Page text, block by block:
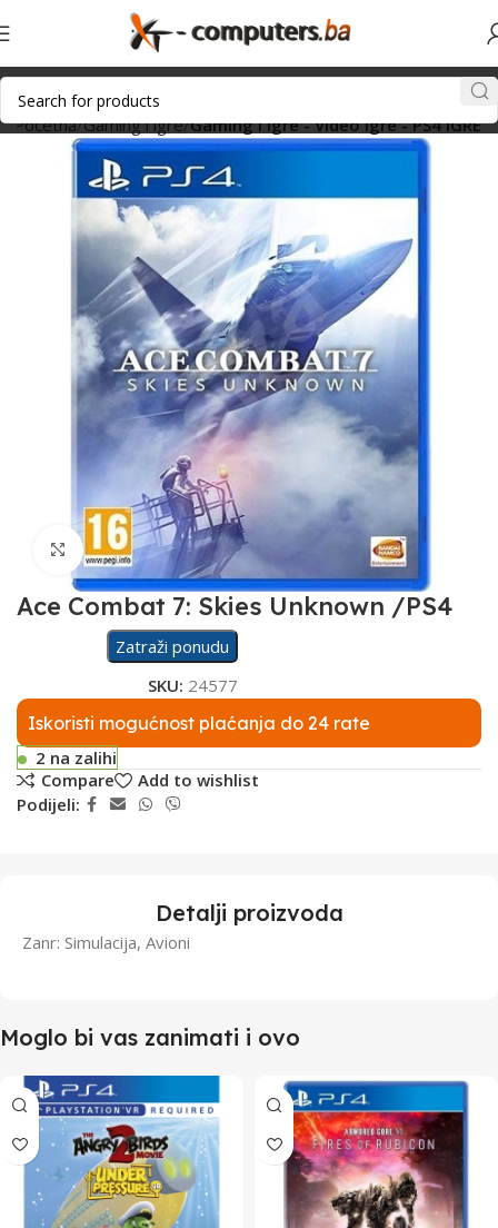
Početna Gaming i igre Gaming i igre - Video igre - PS4 IGRE
Click to enlarge
Ace Combat 7: Skies Unknown /PS4
Zatraži ponudu
SKU: 24577
Iskoristi mogućnost plaćanja do 24 rate
2 na zalihi
Compare
Add to wishlist
Podijeli:
Detalji proizvoda
Zanr: Simulacija, Avioni
Moglo bi vas zanimati i ovo